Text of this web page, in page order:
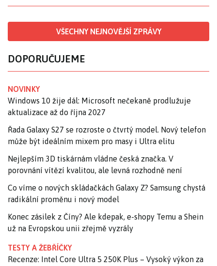
VŠECHNY NEJNOVĚJŠÍ ZPRÁVY
DOPORUČUJEME
NOVINKY
Windows 10 žije dál: Microsoft nečekaně prodlužuje
aktualizace až do října 2027
Řada Galaxy S27 se rozroste o čtvrtý model. Nový telefon
může být ideálním mixem pro masy i Ultra elitu
Nejlepším 3D tiskárnám vládne česká značka. V
porovnání vítězí kvalitou, ale levná rozhodně není
Co víme o nových skládačkách Galaxy Z? Samsung chystá
radikální proměnu i nový model
Konec zásilek z Číny? Ale kdepak, e-shopy Temu a Shein
už na Evropskou unii zřejmě vyzrály
TESTY A ŽEBŘÍČKY
Recenze: Intel Core Ultra 5 250K Plus – Vysoký výkon za